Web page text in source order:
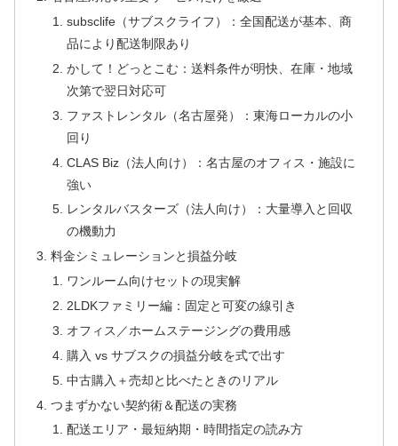
subsclife（サブスクライフ）：全国配送が基本、商
品により配送制限あり
かして！どっとこむ：送料条件が明快、在庫・地域
次第で翌日対応可
ファストレンタル（名古屋発）：東海ローカルの小
回り
CLAS Biz（法人向け）：名古屋のオフィス・施設に
強い
レンタルバスターズ（法人向け）：大量導入と回収
の機動力
料金シミュレーションと損益分岐
ワンルーム向けセットの現実解
2LDKファミリー編：固定と可変の線引き
オフィス／ホームステージングの費用感
購入 vs サブスクの損益分岐を式で出す
中古購入＋売却と比べたときのリアル
つまずかない契約術＆配送の実務
配送エリア・最短納期・時間指定の読み方